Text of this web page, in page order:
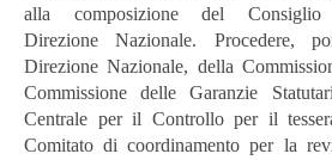
alla composizione del
Direzione Nazionale. Procedere,
Direzione Nazionale, della
Commissione delle Garanzie
Centrale per il Controllo per il
Comitato di coordinamento per la